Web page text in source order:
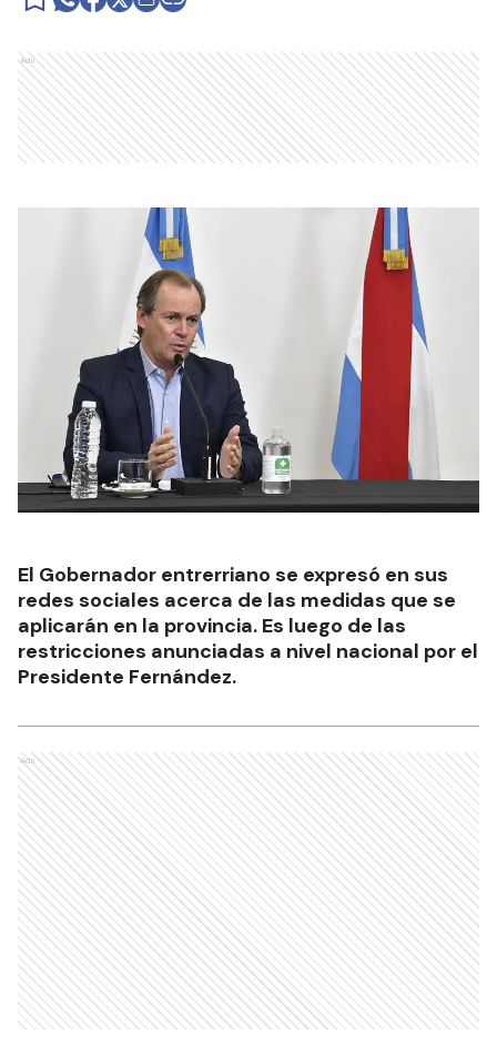
Ads
El Gobernador entrerriano se expresó en sus
redes sociales acerca de las medidas que se
aplicarán en la provincia. Es luego de las
restricciones anunciadas a nivel nacional por el
Presidente Fernández.
Ads